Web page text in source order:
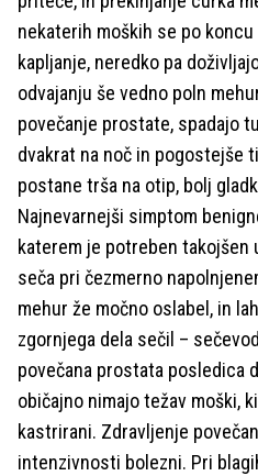
nekaterih moških se po
kapljanje, neredko pa
odvajanju še vedno poln
povečanje prostate, spadajo
dvakrat na noč in pogostejše
postane trša na otip, bolj
Najnevarnejši simptom
katerem je potreben takojšen
seča pri čezmerno
mehur že močno oslabel, in
zgornjega dela sečil –
povečana prostata posledica
običajno nimajo težav moški,
kastrirani. Zdravljenje
intenzivnosti bolezni. Pri